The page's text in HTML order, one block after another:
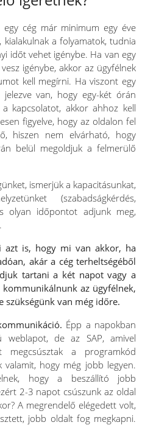
egy cég már minimum egy éve
kialakulnak a folyamatok, tudnia
időt vehet igénybe. Ha van egy
igénybe, akkor az ügyfélnek
kell megírni. Ha viszont egy
van, hogy egy-két órán
kapcsolatot, akkor ahhoz kell
figyelve, hogy az oldalon fel
hiszen nem elvárható, hogy
belül megoldjuk a felmerülő
ismerjük a kapacitásunkat,
(szabadságkérdés,
olyan időpontot adjunk meg,
azt is, hogy mi van akkor, ha
akár a cég terheltségéből
tartani a két napot vagy a
az ügyfélnek,
szükségünk van még időre.
Épp a napokban
de az SAP, amivel
a programkód
valamit, hogy még jobb legyen.
hogy a beszállító jobb
2-3 napot csúszunk az oldal
A megrendelő elégedett volt,
jobb oldalt fog megkapni.